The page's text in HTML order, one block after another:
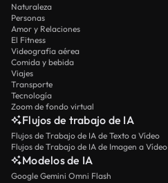
Naturaleza
Personas
Amor y Relaciones
El Fitness
Videografía aérea
Comida y bebida
Viajes
Transporte
Tecnología
Zoom de fondo virtual
Flujos de trabajo de IA
Flujos de Trabajo de IA de Texto a Vídeo
Flujos de Trabajo de IA de Imagen a Vídeo
Modelos de IA
Google Gemini Omni Flash